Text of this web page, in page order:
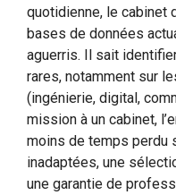
quotidienne, le cabinet
bases de données
aguerris. Il sait
rares, notamment sur
(ingénierie, digital,
mission à un cabinet,
moins de temps perdu
inadaptées, une
une garantie de